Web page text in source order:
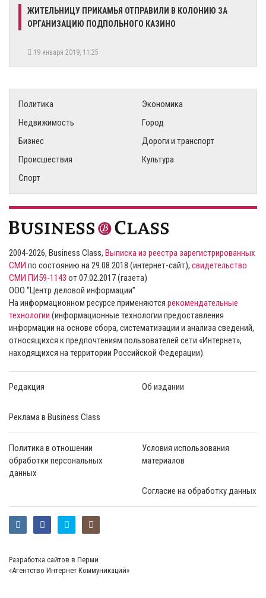
ЖИТЕЛЬНИЦУ ПРИКАМЬЯ ОТПРАВИЛИ В КОЛОНИЮ ЗА
ОРГАНИЗАЦИЮ ПОДПОЛЬНОГО КАЗИНО
19 января 2019, 11:25
Политика
Экономика
Недвижимость
Город
Бизнес
Дороги и транспорт
Происшествия
Культура
Спорт
2004-2026, Business Class, Выписка из реестра зарегистрированных
СМИ по состоянию на 29.08.2018 (интернет-сайт), свидетельство
СМИ ПИ59-1143 от 07.02.2017 (газета)
ООО “Центр деловой информации”
На информационном ресурсе применяются рекомендательные
технологии (информационные технологии предоставления
информации на основе сбора, систематизации и анализа сведений,
относящихся к предпочтениям пользователей сети «Интернет»,
находящихся на территории Российской Федерации).
Редакция Об издании
Реклама в Business Class
Политика в отношении
обработки персональных
данных
Условия использования
материалов
Согласие на обработку данных
Разработка сайтов в Перми
«Агентство Интернет Коммуникаций»